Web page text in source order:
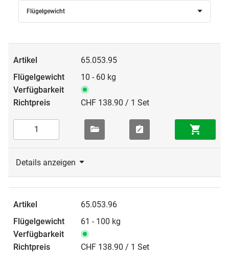
Flügelgewicht
65.053.95
10 - 60 kg
CHF 138.90 / 1 Set
Details anzeigen
65.053.96
61 - 100 kg
CHF 138.90 / 1 Set